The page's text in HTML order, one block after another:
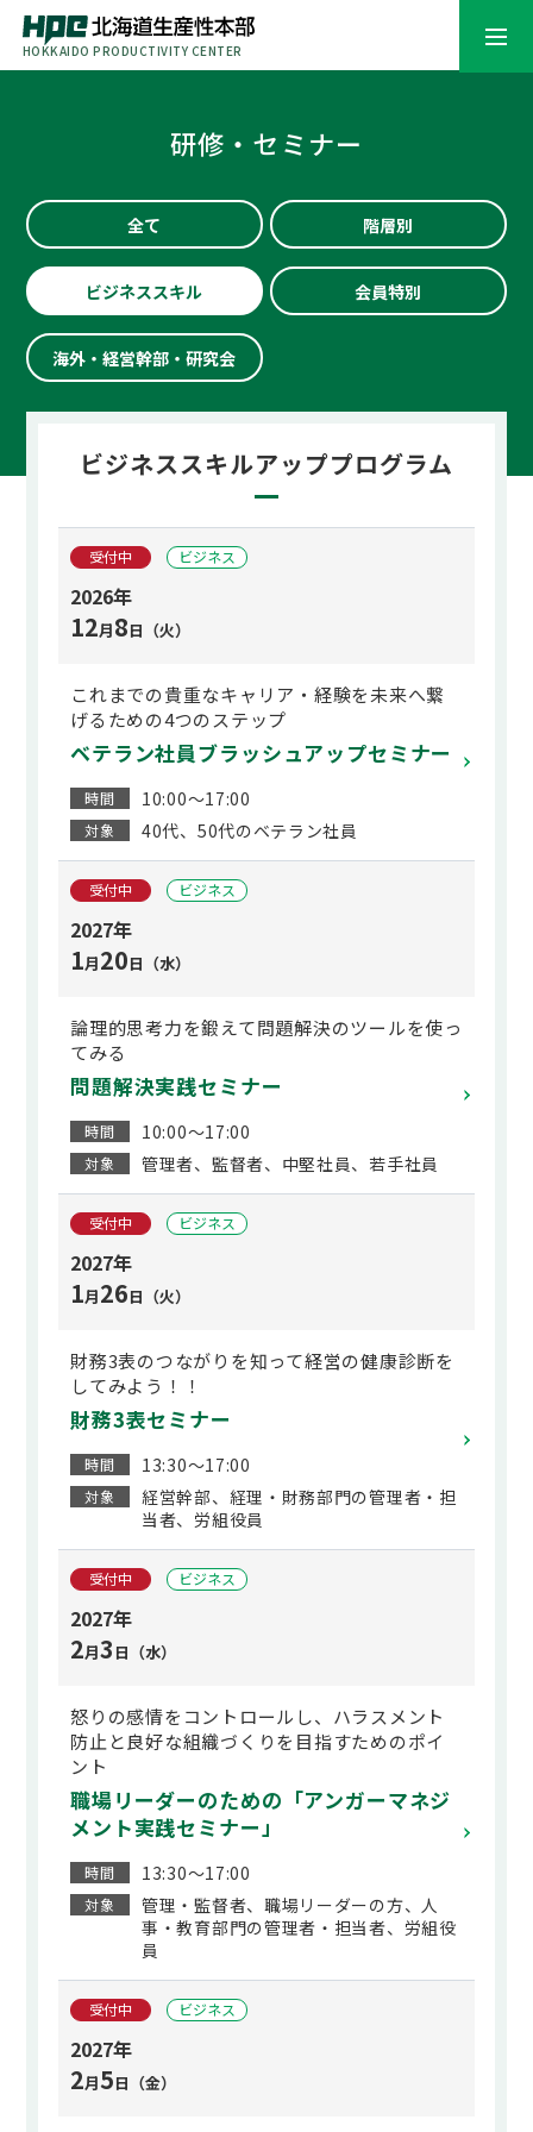
HOKKAIDO PRODUCTIVITY CENTER
研修・セミナー
全て 階層別
ビジネススキル 会員特別
海外・経営幹部・研究会
ビジネススキルアッププログラム
受付中 ビジネス
2026年
12月8日（火）
これまでの貴重なキャリア・経験を未来へ繋
げるための4つのステップ
ベテラン社員ブラッシュアップセミナー
時間 10:00～17:00
対象 40代、50代のベテラン社員
受付中 ビジネス
2027年
1月20日（水）
論理的思考力を鍛えて問題解決のツールを使っ
てみる
問題解決実践セミナー
時間 10:00～17:00
対象 管理者、監督者、中堅社員、若手社員
受付中 ビジネス
2027年
1月26日（火）
財務3表のつながりを知って経営の健康診断を
してみよう！！
財務3表セミナー
時間 13:30～17:00
対象
経営幹部、経理・財務部門の管理者・担
当者、労組役員
受付中 ビジネス
2027年
2月3 日（水）
怒りの感情をコントロールし、ハラスメント
防止と良好な組織づくりを目指すためのポイ
ント
職場リーダーのための「アンガーマネジ
メント実践セミナー」
時間 13:30～17:00
対象
管理・監督者、職場リーダーの方、人
事・教育部門の管理者・担当者、労組役
員
受付中 ビジネス
2027年
2月5日（金）